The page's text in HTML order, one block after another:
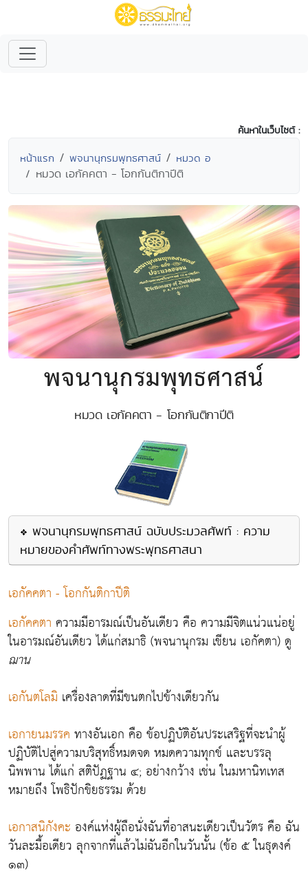
ค้นหาในเว็บไซต์ :
หน้าแรก พจนานุกรมพุทธศาสน์ หมวด อ
หมวด เอกัคคตา - โอกกันติกาปีติ
พจนานุกรมพุทธศาสน์
หมวด เอกัคคตา - โอกกันติกาปีติ
พจนานุกรมพุทธศาสน์ ฉบับประมวลศัพท์ : ความ
หมายของคำศัพท์ทางพระพุทธศาสนา
เอกัคคตา - โอกกันติกาปีติ
เอกัคคตา ความมีอารมณ์เป็นอันเดียว คือ ความมีจิตแน่วแน่อยู่
ในอารมณ์อันเดียว ได้แก่สมาธิ (พจนานุกรม เขียน เอกัคตา) ดู
ฌาน
เอกันตโลมิ เครื่องลาดที่มีขนตกไปข้างเดียวกัน
เอกายนมรรค ทางอันเอก คือ ข้อปฏิบัติอันประเสริฐที่จะนำผู้
ปฏิบัติไปสู่ความบริสุทธิ์หมดจด หมดความทุกข์ และบรรลุ
นิพพาน ได้แก่ สติปัฏฐาน ๔; อย่างกว้าง เช่น ในมหานิทเทส
หมายถึง โพธิปักขิยธรรม ด้วย
เอกาสนิกังคะ องค์แห่งผู้ถือนั่งฉันที่อาสนะเดียวเป็นวัตร คือ ฉัน
วันละมื้อเดียว ลุกจากที่แล้วไม่ฉันอีกในวันนั้น (ข้อ ๕ ในธุดงค์
๑๓)